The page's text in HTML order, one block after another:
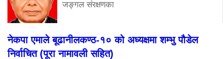
जङ्गल संरक्षणका
नेकपा एमाले बूढानीलकण्ठ-१० को अध्यक्षमा शम्भु पौडेल
निर्वाचित (पूरा नामावली सहित)